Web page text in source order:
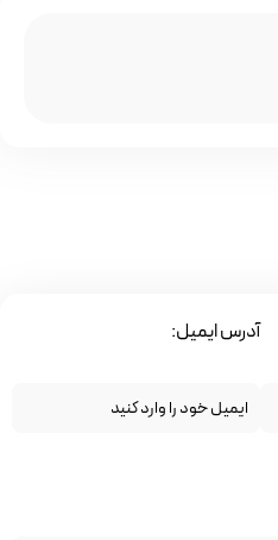
آدرس ایمیل: